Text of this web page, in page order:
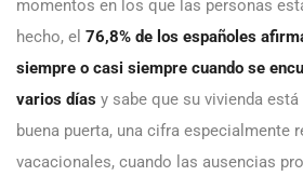
momentos en los que las personas
hecho, el 76,8% de los españoles
siempre o casi siempre cuando se
varios días y sabe que su vivienda
buena puerta, una cifra especialmente
vacacionales, cuando las ausencias